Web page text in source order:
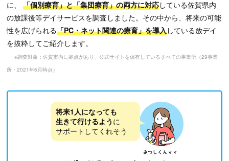
に、
「個別療育」と「集団療育」の両方に対応している佐賀県内
の放課後等デイサービスを調査しました。 その中から、将来の可能
性を広げられる「PC・ネット関連の療育」を導入している放デイ
を抜粋してご紹介します。
※調査対象：佐賀市内に拠点があり、公式サイトを保有しているすべての事業所（29事業
所・2021年6月時点）
将来1人になっても
生きて行けるよう に
サポートしてくれそう